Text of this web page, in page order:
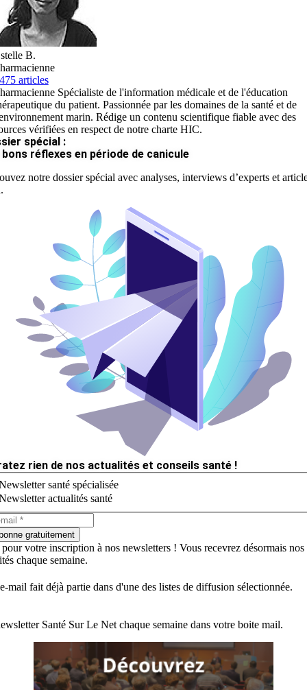
B.
articles
Spécialiste de l'information médicale et de l'éducation
du patient. Passionnée par les domaines de la santé et de
marin. Rédige un contenu scientifique fiable avec des
vérifiées en respect de notre charte HIC.
spécial :
bons réflexes en période de canicule
notre dossier spécial avec analyses, interviews d’experts et
rien de nos actualités et conseils santé !
santé spécialisée
actualités santé
gratuitement
votre inscription à nos newsletters ! Vous recevrez désormais nos
chaque semaine.
mail fait déjà partie dans d'une des listes de diffusion sélectionnée.
Santé Sur Le Net chaque semaine dans votre boite mail.